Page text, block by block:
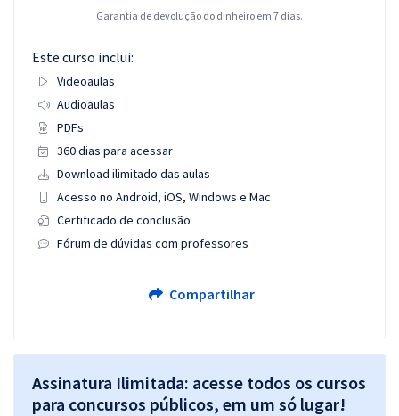
Garantia de devolução do dinheiro em 7 dias.
Este curso inclui:
Videoaulas
Audioaulas
PDFs
360 dias para acessar
Download ilimitado das aulas
Acesso no Android, iOS, Windows e Mac
Certificado de conclusão
Fórum de dúvidas com professores
Compartilhar
Assinatura Ilimitada: acesse todos os cursos
para concursos públicos, em um só lugar!